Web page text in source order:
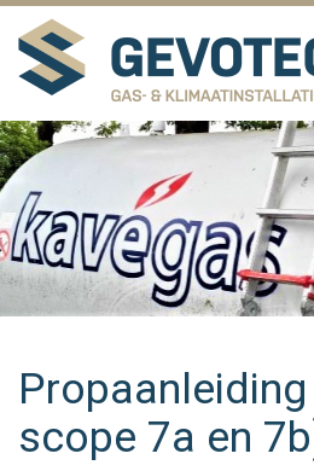
Propaanleiding
scope 7a en